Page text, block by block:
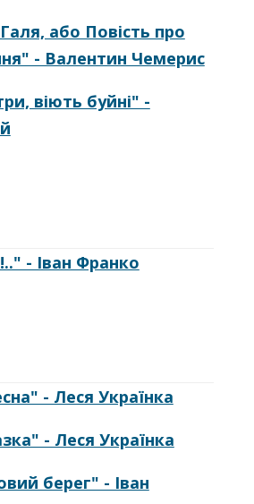
або Повість про
- Валентин Чемерис
віють буйні" -
- Іван Франко
- Леся Українка
- Леся Українка
берег" - Іван